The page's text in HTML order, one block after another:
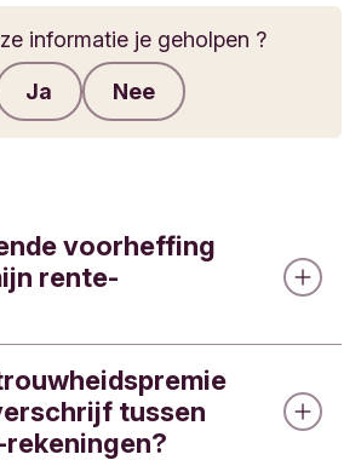
informatie je geholpen ?
Ja Nee
voorheffing
rente-
spaarrekening is de
inkomsten van 1.020 euro voor
van roerende
tussen